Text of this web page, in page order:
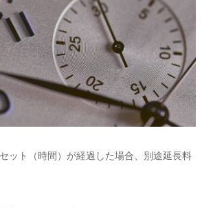
ット（時間）が経過した場合、別途延長料